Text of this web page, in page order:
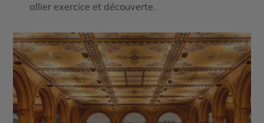
allier exercice et découverte.